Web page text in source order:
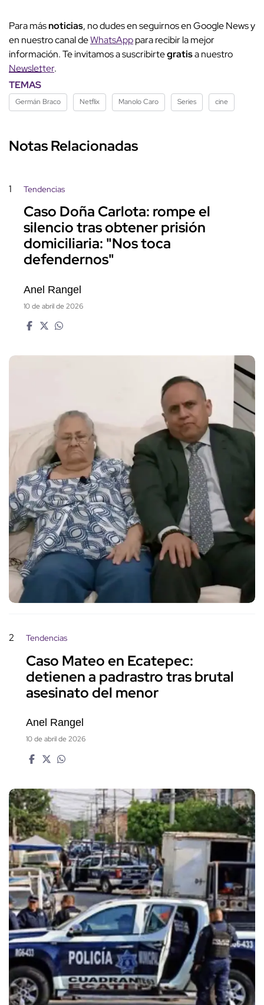
Para másnoticias, no dudes en seguirnos en Google News y
en nuestro canal deWhatsApppara recibir la mejor
información. Te invitamos a suscribirtegratisa nuestro
Newsletter.
TEMAS
Germán Braco Netflix Manolo Caro Series cine
Notas Relacionadas
1 Tendencias
Caso Doña Carlota: rompe el
silencio tras obtener prisión
domiciliaria: "Nos toca
defendernos"
Anel Rangel
10 de abril de 2026
2 Tendencias
Caso Mateo en Ecatepec:
detienen a padrastro tras brutal
asesinato del menor
Anel Rangel
10 de abril de 2026